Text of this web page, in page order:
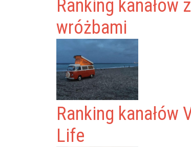
Ranking kanałów z
wróżbami
Ranking kanałów
Life